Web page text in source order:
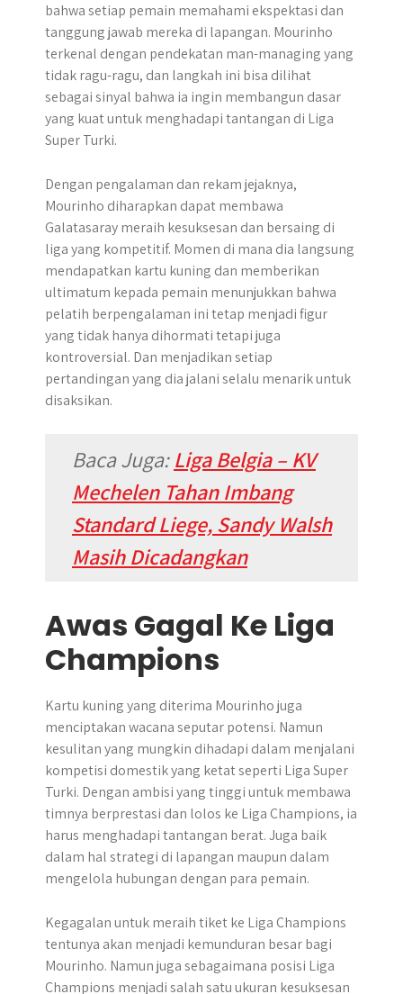
bahwa setiap pemain memahami ekspektasi dan
tanggung jawab mereka di lapangan. Mourinho
terkenal dengan pendekatan man-managing yang
tidak ragu-ragu, dan langkah ini bisa dilihat
sebagai sinyal bahwa ia ingin membangun dasar
yang kuat untuk menghadapi tantangan di Liga
Super Turki.
Dengan pengalaman dan rekam jejaknya,
Mourinho diharapkan dapat membawa
Galatasaray meraih kesuksesan dan bersaing di
liga yang kompetitif. Momen di mana dia langsung
mendapatkan kartu kuning dan memberikan
ultimatum kepada pemain menunjukkan bahwa
pelatih berpengalaman ini tetap menjadi figur
yang tidak hanya dihormati tetapi juga
kontroversial. Dan menjadikan setiap
pertandingan yang dia jalani selalu menarik untuk
disaksikan.
Baca Juga:Liga Belgia – KV
Mechelen Tahan Imbang
Standard Liege, Sandy Walsh
Masih Dicadangkan
Awas Gagal Ke Liga
Champions
Kartu kuning yang diterima Mourinho juga
menciptakan wacana seputar potensi. Namun
kesulitan yang mungkin dihadapi dalam menjalani
kompetisi domestik yang ketat seperti Liga Super
Turki. Dengan ambisi yang tinggi untuk membawa
timnya berprestasi dan lolos ke Liga Champions, ia
harus menghadapi tantangan berat. Juga baik
dalam hal strategi di lapangan maupun dalam
mengelola hubungan dengan para pemain.
Kegagalan untuk meraih tiket ke Liga Champions
tentunya akan menjadi kemunduran besar bagi
Mourinho. Namun juga sebagaimana posisi Liga
Champions menjadi salah satu ukuran kesuksesan